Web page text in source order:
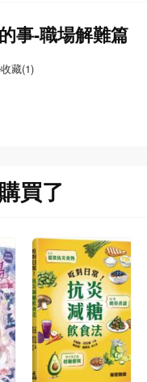
下藥處方：
，不用為了揣摩上意而
不是監視，而是排除部
自己的貢獻，找回工作
班」的團隊！
勁；那些讓人心累的上
正的動力殺手。作者提
些讓人想放棄的障礙。
做，幹勁自然會自己冒
事-職場解難篇
收藏(1)
買了